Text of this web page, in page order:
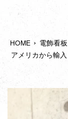
HOME › 電飾看
アメリカから輸